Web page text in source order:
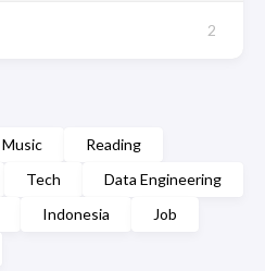
2
Music
Reading
Tech
Data Engineering
Indonesia
Job